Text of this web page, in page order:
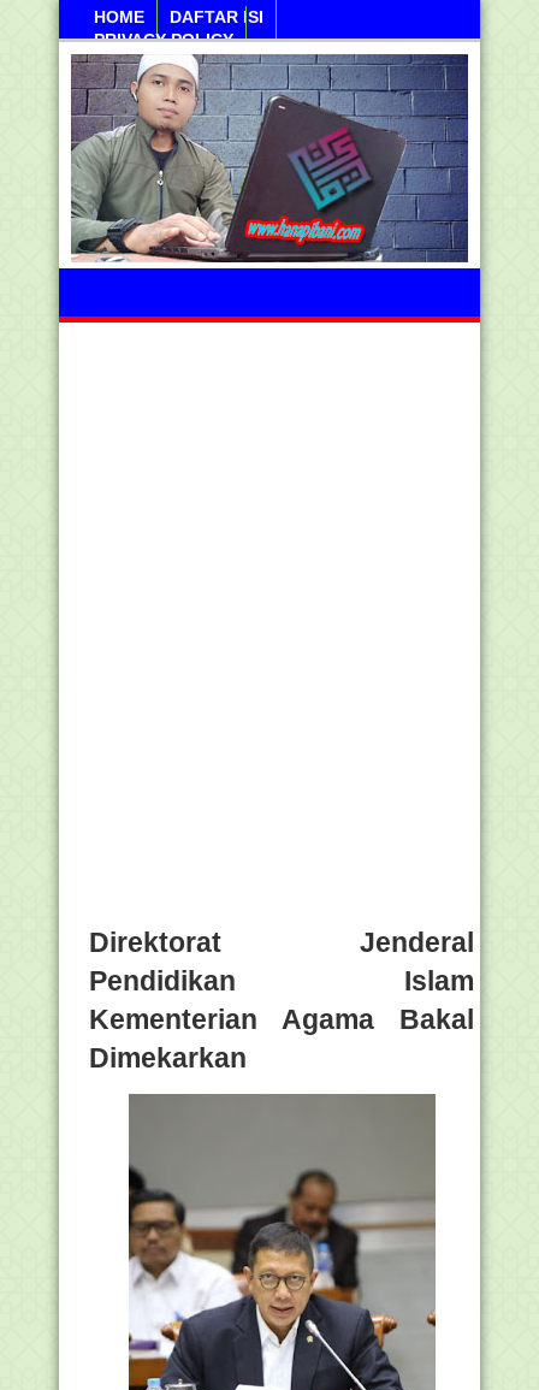
HOME
DAFTAR ISI
PRIVACY POLICY
Sabtu, 08 Agustus 2026
Direktorat Jenderal
Pendidikan Islam
Kementerian Agama Bakal
Dimekarkan